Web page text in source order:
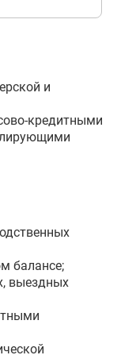
и
кредитными
балансе;
выездных